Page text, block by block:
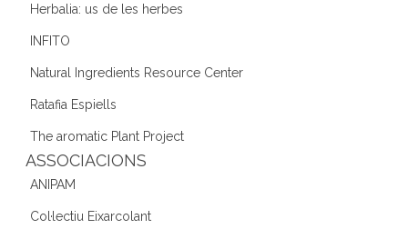
Herbalia: us de les herbes
INFITO
Natural Ingredients Resource Center
Ratafia Espiells
The aromatic Plant Project
ASSOCIACIONS
ANIPAM
Col·lectiu Eixarcolant